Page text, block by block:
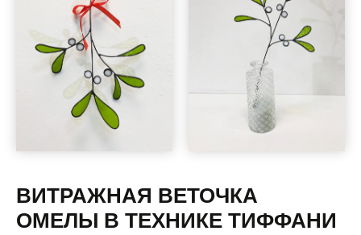
ВИТРАЖНАЯ ВЕТОЧКА
ОМЕЛЫ В ТЕХНИКЕ ТИФФАНИ